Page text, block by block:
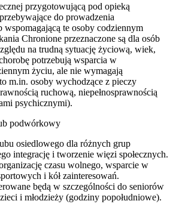
przygotowującą pod opieką
do prowadzenia
wspomagającą te osoby codziennym
Chronione przeznaczone są dla osób
na trudną sytuację życiową, wiek,
potrzebują wsparcia w
życiu, ale nie wymagają
m.in. osoby wychodzące z pieczy
ruchową, niepełnosprawnością
psychicznymi).
podwórkowy
osiedlowego dla różnych grup
integrację i tworzenie więzi społecznych.
czasu wolnego, wsparcie w
i kół zainteresowań.
będą w szczególności do seniorów
i młodzieży (godziny popołudniowe).